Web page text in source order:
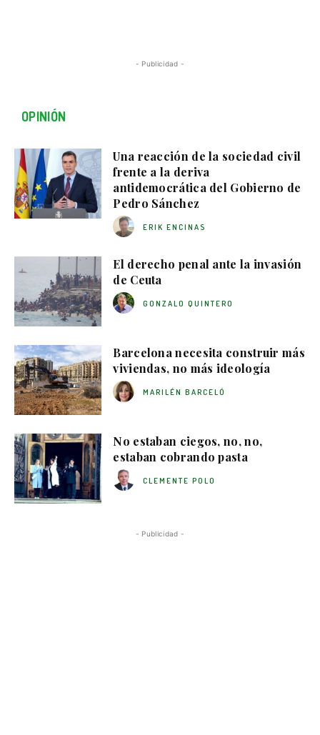
- Publicidad -
OPINIÓN
Una reacción de la sociedad civil
frente a la deriva
antidemocrática del Gobierno de
Pedro Sánchez
ERIK ENCINAS
El derecho penal ante la invasión
de Ceuta
GONZALO QUINTERO
Barcelona necesita construir más
viviendas, no más ideología
MARILÉN BARCELÓ
No estaban ciegos, no, no,
estaban cobrando pasta
CLEMENTE POLO
- Publicidad -